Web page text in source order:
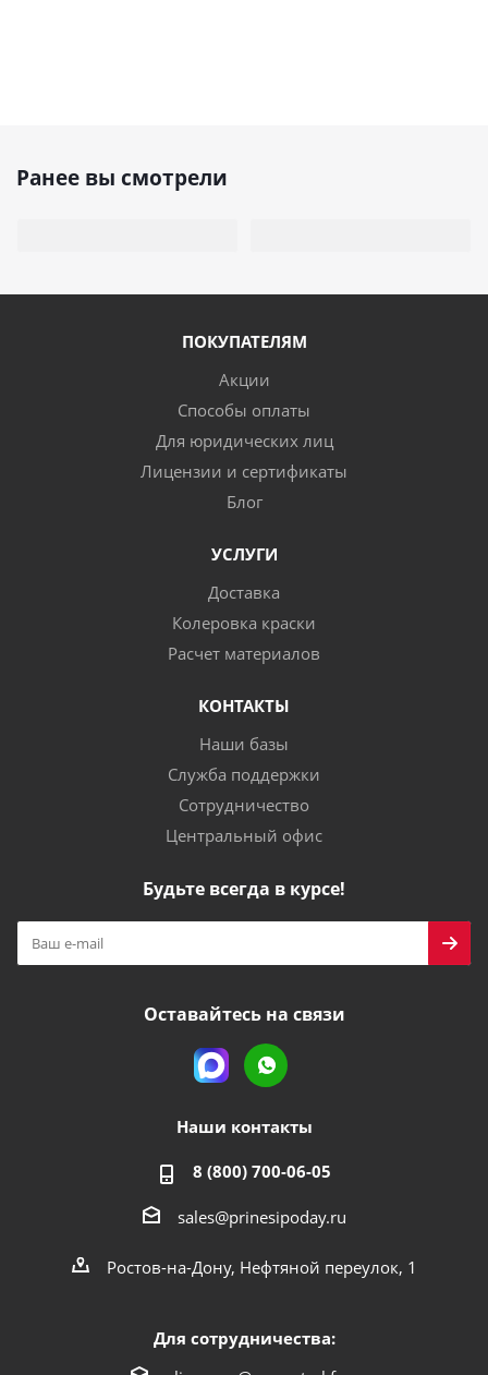
Ранее вы смотрели
ПОКУПАТЕЛЯМ
Акции
Способы оплаты
Для юридических лиц
Лицензии и сертификаты
Блог
УСЛУГИ
Доставка
Колеровка краски
Расчет материалов
КОНТАКТЫ
Наши базы
Служба поддержки
Сотрудничество
Центральный офис
Будьте всегда в курсе!
Оставайтесь на связи
Наши контакты
8 (800) 700-06-05
sales@prinesipoday.ru
Ростов-на-Дону, Нефтяной переулок, 1
Для сотрудничества: